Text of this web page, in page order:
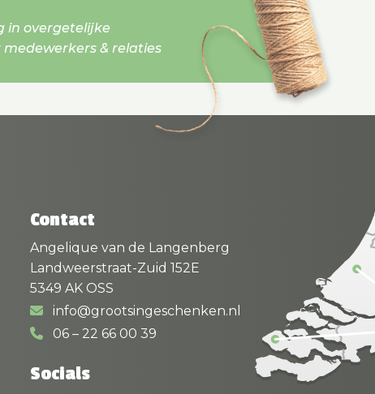
in overgetelijke
& relaties
Contact
Angelique van de Langenberg
Landweerstraat-Zuid 152E
5349 AK OSS
info@grootsingeschenken.nl
06 – 22 66 00 39
Socials